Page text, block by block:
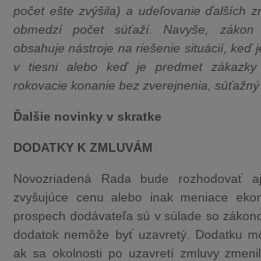
počet ešte zvýšila) a udeľovanie ďalších
obmedzí počet súťaží. Navyše,
obsahuje nástroje na riešenie situácií, keď
v tiesni alebo keď je predmet zákazky
rokovacie konanie bez zverejnenia, súťažný
Ďalšie novinky v skratke
DODATKY K ZMLUVÁM
Novozriadená Rada bude rozhodovať
zvyšujúce cenu alebo inak meniace
prospech dodávateľa sú v súlade so
dodatok nemôže byť uzavretý. Dodatku
ak sa okolnosti po uzavretí zmluvy